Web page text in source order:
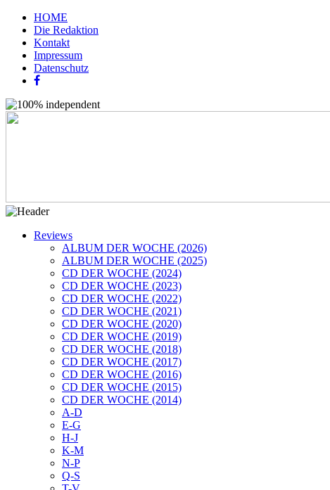
HOME
Die Redaktion
Kontakt
Impressum
Datenschutz
Reviews
ALBUM DER WOCHE (2026)
ALBUM DER WOCHE (2025)
CD DER WOCHE (2024)
CD DER WOCHE (2023)
CD DER WOCHE (2022)
CD DER WOCHE (2021)
CD DER WOCHE (2020)
CD DER WOCHE (2019)
CD DER WOCHE (2018)
CD DER WOCHE (2017)
CD DER WOCHE (2016)
CD DER WOCHE (2015)
CD DER WOCHE (2014)
A-D
E-G
H-J
K-M
N-P
Q-S